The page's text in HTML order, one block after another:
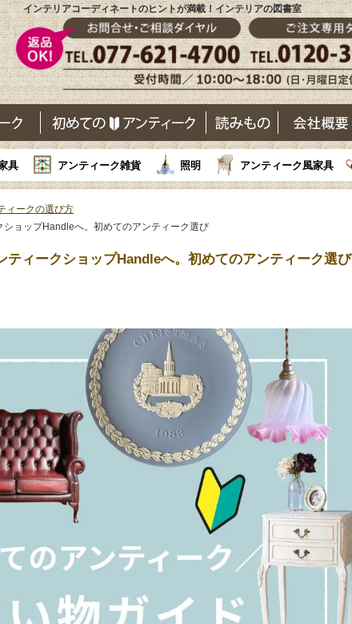
インテリアコーディネートのヒントが満載！インテリアの図書室
具 アンティーク雑貨 照明 アンティーク風家具
ィークの選び方
ショップHandleへ。初めてのアンティーク選び
ティークショップHandleへ。初めてのアンティーク選び